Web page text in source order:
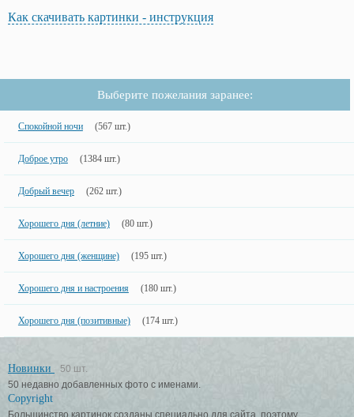
Как скачивать картинки - инструкция
Выберите пожелания заранее:
Спокойной ночи (567 шт.)
Доброе утро (1384 шт.)
Добрый вечер (262 шт.)
Хорошего дня (летние) (80 шт.)
Хорошего дня (женщине) (195 шт.)
Хорошего дня и настроения (180 шт.)
Хорошего дня (позитивные) (174 шт.)
Новинки
50 шт.
50 недавно добавленных фото с именами.
Copyright